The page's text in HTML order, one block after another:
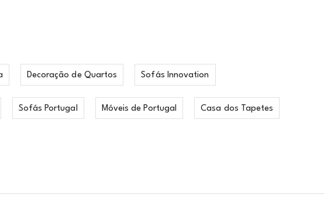
Decoração de Quartos Sofás Innovation
Sofás Portugal Móveis de Portugal Casa dos Tapetes